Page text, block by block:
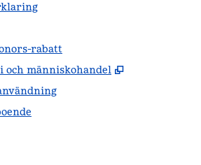
rabatt
och människohandel
,